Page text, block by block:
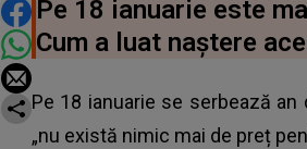
DISTRIBUIE ARTICOLUL
Pe 18 ianuarie este
Cum a luat naștere
Pe 18 ianuarie se serbează an
„nu există nimic mai de preț